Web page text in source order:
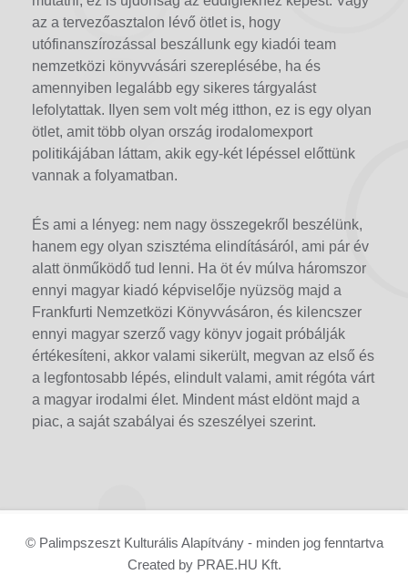
az a tervezőasztalon lévő ötlet is, hogy
utófinanszírozással beszállunk egy kiadói team
nemzetközi könyvvásári szereplésébe, ha és
amennyiben legalább egy sikeres tárgyalást
lefolytattak. Ilyen sem volt még itthon, ez is egy olyan
ötlet, amit több olyan ország irodalomexport
politikájában láttam, akik egy-két lépéssel előttünk
vannak a folyamatban.
És ami a lényeg: nem nagy összegekről beszélünk,
hanem egy olyan szisztéma elindításáról, ami pár év
alatt önműködő tud lenni. Ha öt év múlva háromszor
ennyi magyar kiadó képviselője nyüzsög majd a
Frankfurti Nemzetközi Könyvvásáron, és kilencszer
ennyi magyar szerző vagy könyv jogait próbálják
értékesíteni, akkor valami sikerült, megvan az első és
a legfontosabb lépés, elindult valami, amit régóta várt
a magyar irodalmi élet. Mindent mást eldönt majd a
piac, a saját szabályai és szeszélyei szerint.
© Palimpszeszt Kulturális Alapítvány - minden jog fenntartva
Created by PRAE.HU Kft.